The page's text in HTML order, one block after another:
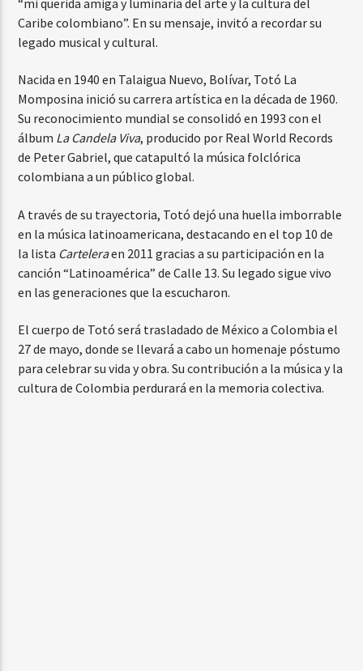
Caribe colombiano”. En su mensaje, invitó a recordar su
legado musical y cultural.
Nacida en 1940 en Talaigua Nuevo, Bolívar, Totó La
Momposina inició su carrera artística en la década de 1960.
Su reconocimiento mundial se consolidó en 1993 con el
álbum La Candela Viva, producido por Real World Records
de Peter Gabriel, que catapultó la música folclórica
colombiana a un público global.
A través de su trayectoria, Totó dejó una huella imborrable
en la música latinoamericana, destacando en el top 10 de
la lista Carteleraen 2011 gracias a su participación en la
canción “Latinoamérica” de Calle 13. Su legado sigue vivo
en las generaciones que la escucharon.
El cuerpo de Totó será trasladado de México a Colombia el
27 de mayo, donde se llevará a cabo un homenaje póstumo
para celebrar su vida y obra. Su contribución a la música y la
cultura de Colombia perdurará en la memoria colectiva.